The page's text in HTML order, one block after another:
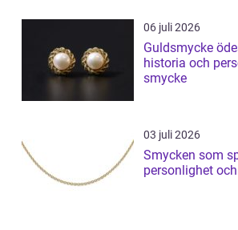
06 juli 2026
Guldsmycke ödeshög
historia och
smycke
03 juli 2026
Smycken som
personlighet